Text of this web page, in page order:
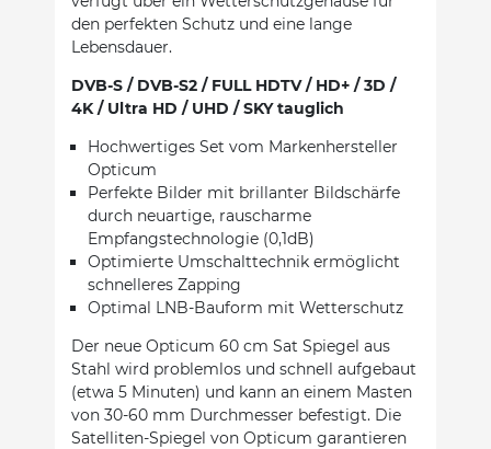
den perfekten Schutz und eine lange
Lebensdauer.
DVB-S / DVB-S2 / FULL HDTV / HD+ / 3D /
4K / Ultra HD / UHD / SKY tauglich
Hochwertiges Set vom Markenhersteller
Opticum
Perfekte Bilder mit brillanter Bildschärfe
durch neuartige, rauscharme
Empfangstechnologie (0,1dB)
Optimierte Umschalttechnik ermöglicht
schnelleres Zapping
Optimal LNB-Bauform mit Wetterschutz
Der neue Opticum 60 cm Sat Spiegel aus
Stahl wird problemlos und schnell aufgebaut
(etwa 5 Minuten) und kann an einem Masten
von 30-60 mm Durchmesser befestigt. Die
Satelliten-Spiegel von Opticum garantieren